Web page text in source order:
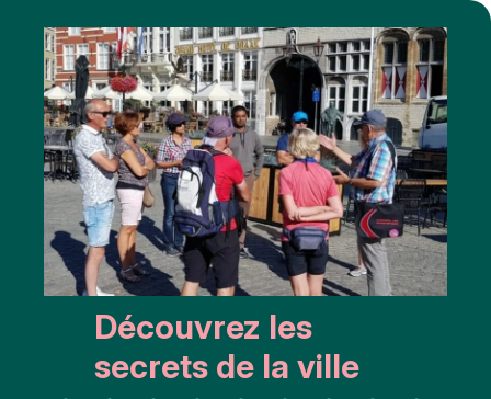
Découvrez les
secrets de la ville